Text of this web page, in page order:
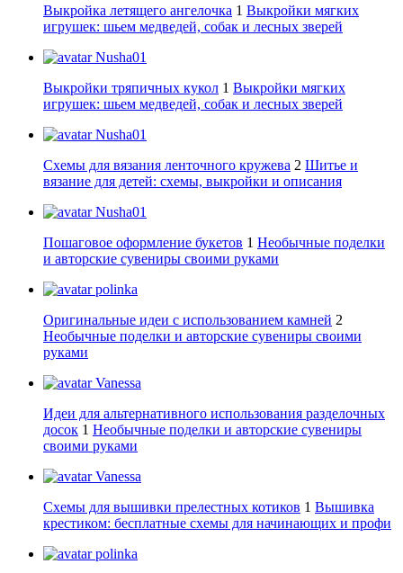
Выкройка летящего ангелочка 1 Выкройки мягких
игрушек: шьем медведей, собак и лесных зверей
Nusha01
Выкройки тряпичных кукол 1 Выкройки мягких
игрушек: шьем медведей, собак и лесных зверей
Nusha01
Схемы для вязания ленточного кружева 2 Шитье и
вязание для детей: схемы, выкройки и описания
Nusha01
Пошаговое оформление букетов 1 Необычные поделки
и авторские сувениры своими руками
polinka
Оригинальные идеи с использованием камней 2
Необычные поделки и авторские сувениры своими
руками
Vanessa
Идеи для альтернативного использования разделочных
досок 1 Необычные поделки и авторские сувениры
своими руками
Vanessa
Схемы для вышивки прелестных котиков 1 Вышивка
крестиком: бесплатные схемы для начинающих и профи
polinka